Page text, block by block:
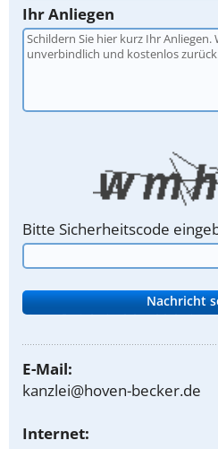
Ihr Anliegen
Bitte Sicherheitscode
E-Mail:
kanzlei@hoven-becker.de
Internet: